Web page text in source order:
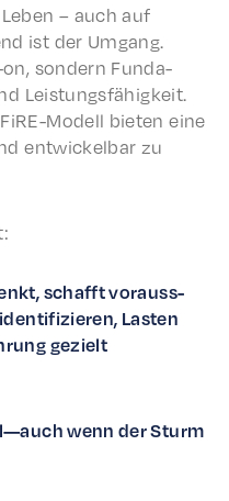
– auch auf
ist der Umgang.
sondern Funda­
Leis­tungs­fähigkeit.
Modell bieten eine
entwick­el­bar zu
schafft vorauss­
Lasten
gezielt
wenn der Sturm